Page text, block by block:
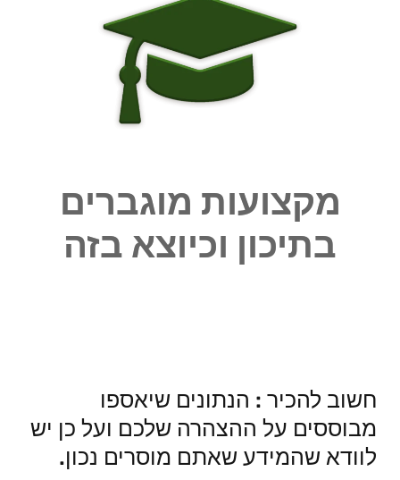
מקצועות מוגברים
בתיכון וכיוצא בזה
חשוב להכיר : הנתונים שיאספו
מבוססים על ההצהרה שלכם ועל כן יש
לוודא שהמידע שאתם מוסרים נכון.